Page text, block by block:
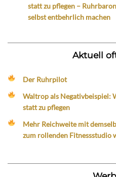
statt zu pflegen –
selbst entbehrlich machen
Aktuell
Der Ruhrpilot
Waltrop als Negativbeispiel:
statt zu pflegen
Mehr Reichweite mit
zum rollenden Fitnessstudio